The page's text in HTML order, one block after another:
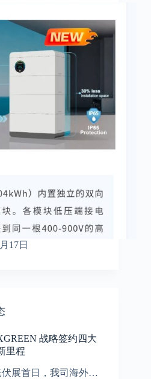
17日
战略签约四大
里程
伏展首日，我司海外…